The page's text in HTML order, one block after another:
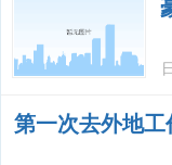
第一次去外地工